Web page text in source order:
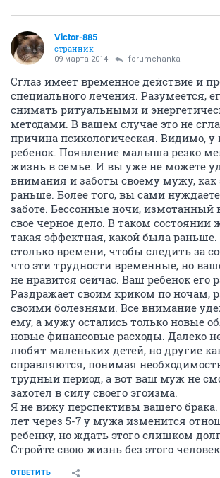
Victor-885
странник
09 марта 2014 forumchanka
Сглаз имеет временное действие и
специального лечения. Разумеется,
снимать ритуальными и
методами. В вашем случае это не
причина психологическая. Видимо, у
ребенок. Появление малыша резко
жизнь в семье. И вы уже не можете
внимания и заботы своему мужу, как
раньше. Более того, вы сами
заботе. Бессонные ночи, измотанный
свое черное дело. В таком
такая эффектная, какой была раньше.
столько времени, чтобы следить за
что эти трудности временные, но
не нравится сейчас. Ваш ребенок его
Раздражает своим криком по ночам,
своими болезнями. Все внимание
ему, а мужу остались только новые
новые финансовые расходы. Далеко
любят маленьких детей, но другие
справляются, понимая
трудный период, а вот ваш муж не
захотел в силу своего эгоизма.
Я не вижу перспективы вашего
лет через 5-7 у мужа изменится
ребенку, но ждать этого слишком
Стройте свою жизнь без этого
ОТВЕТИТЬ